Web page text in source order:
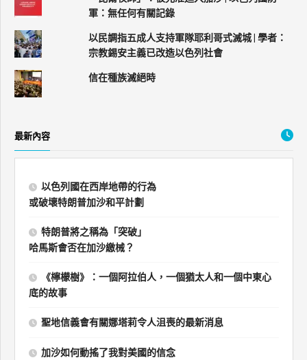
軍：無任何有關記錄
以民調指五成人支持軍隊耶利哥式滅城 | 學者：
宗教錫安主義已改造以色列社會
信在種族滅絕時
最新內容
以色列國在西岸地帶的行為
或破壞特朗普加沙和平計劃
特朗普將之稱為「突破」
哈馬斯會否在加沙繳械？
《檸檬樹》：一個阿拉伯人，一個猶太人和一個中東心
底的故事
聖地信義會有關娜塔莉令人沮喪的最新消息
加沙如何動搖了我對美國的信念